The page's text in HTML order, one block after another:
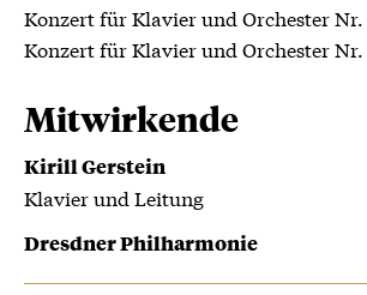
Konzert für Klavier und Orchester
Konzert für Klavier und Orchester
Mitwirkende
Kirill Gerstein
Klavier und Leitung
Dresdner Philharmonie